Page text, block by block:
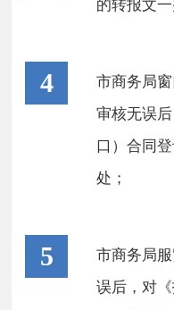
的转报文
4
市商务局
审核无误
口）合同
处；
5
市商务局
误后，对